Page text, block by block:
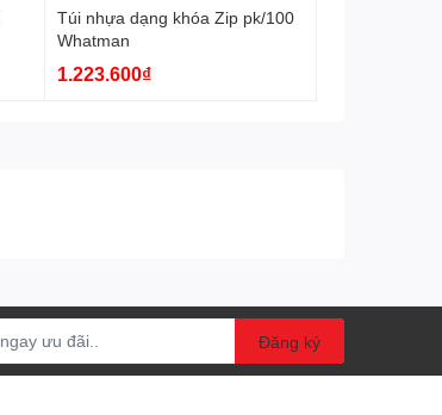
Túi nhựa dạng khóa Zip pk/100
Whatman
1.223.600₫
Đăng ký